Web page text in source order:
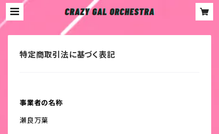
特定商取引法に基づく表記
事業者の名称
瀬良万葉